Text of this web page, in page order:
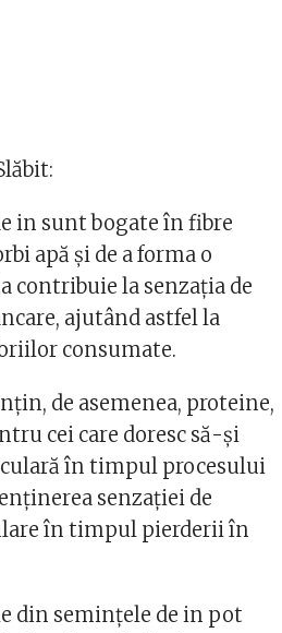
in sunt bogate în fibre
apă și de a forma o
contribuie la senzația de
ajutând astfel la
consumate.
de asemenea, proteine,
cei care doresc să-și
în timpul procesului
senzației de
în timpul pierderii în
din semințele de in pot